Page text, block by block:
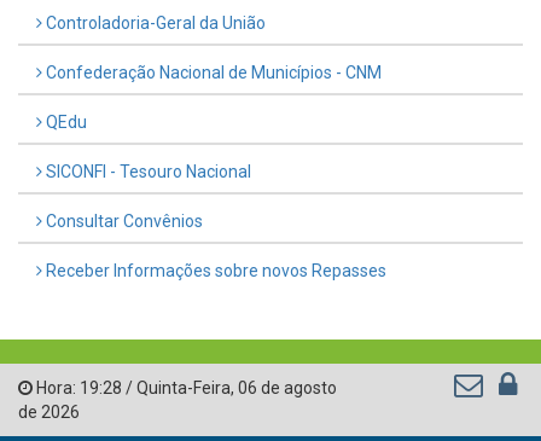
Controladoria-Geral da União
Confederação Nacional de Municípios - CNM
QEdu
SICONFI - Tesouro Nacional
Consultar Convênios
Receber Informações sobre novos Repasses
Hora: 19:28 /Quinta-Feira, 06 de agosto
de 2026